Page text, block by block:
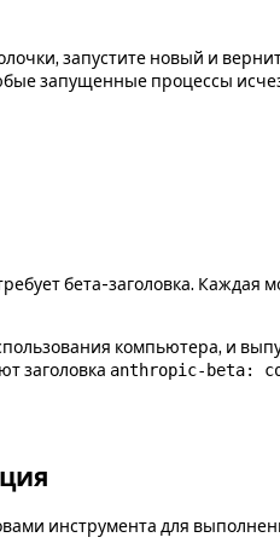
запустите новый и
запущенные процессы
бета-заголовка. Каждая
компьютера, и
заголовка anthropic-beta:
инструмента для